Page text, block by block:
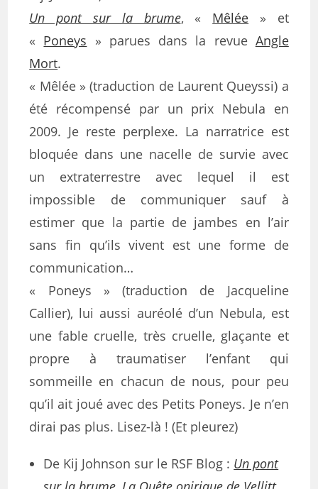
Un pont sur la brume, « Mêlée » et
« Poneys » parues dans la revue Angle
Mort.
« Mêlée » (traduction de Laurent Queyssi) a
été récompensé par un prix Nebula en
2009. Je reste perplexe. La narratrice est
bloquée dans une nacelle de survie avec
un extraterrestre avec lequel il est
impossible de communiquer sauf à
estimer que la partie de jambes en l’air
sans fin qu’ils vivent est une forme de
communication…
« Poneys » (traduction de Jacqueline
Callier), lui aussi auréolé d’un Nebula, est
une fable cruelle, très cruelle, glaçante et
propre à traumatiser l’enfant qui
sommeille en chacun de nous, pour peu
qu’il ait joué avec des Petits Poneys. Je n’en
dirai pas plus. Lisez-là ! (Et pleurez)
De Kij Johnson sur le RSF Blog : Un pont